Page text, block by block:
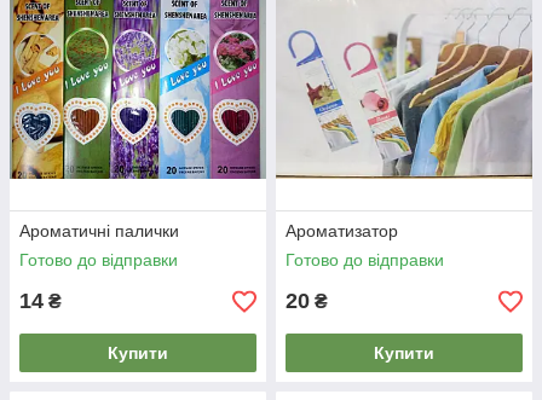
Ароматичні палички
Готово до відправки
14 ₴
Купити
Ароматизатор
Готово до відправки
20 ₴
Купити